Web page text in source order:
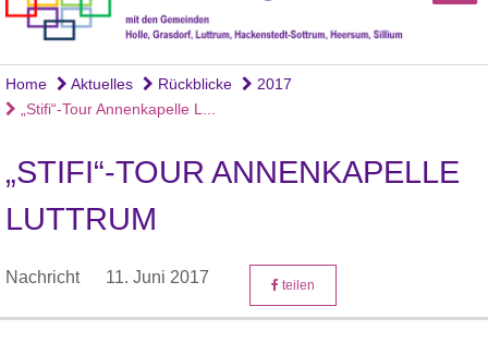
Home Aktuelles Rückblicke
2017
„Stifi“-Tour Annenkapelle L...
„STIFI“-TOUR ANNENKAPELLE
LUTTRUM
Nachricht 11. Juni 2017 teilen